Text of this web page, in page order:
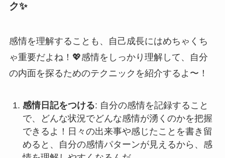
ク✨
感情を理解することも、自己成長にはめちゃくち
ゃ重要だよね！💖感情をしっかり理解して、自分
の内面を探るためのテクニックを紹介するよ〜！
感情日記をつける: 自分の感情を記録すること
で、どんな状況でどんな感情が湧くのかを把握
できるよ！日々の出来事や感じたことを書き留
めると、自分の感情パターンが見えるから、感